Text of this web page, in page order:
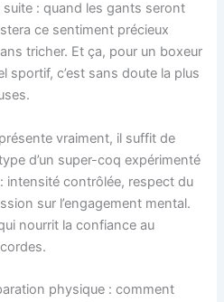
suite : quand les gants seront
ce sentiment précieux
tricher. Et ça, pour un boxeur
sportif, c’est sans doute la plus
vraiment, il suffit de
d’un super-coq expérimenté
intensité contrôlée, respect du
sur l’engagement mental.
nourrit la confiance au
physique : comment